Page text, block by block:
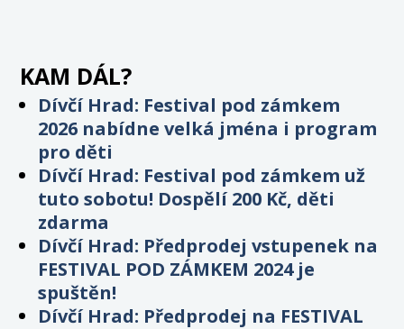
KAM DÁL?
Dívčí Hrad: Festival pod zámkem
2026 nabídne velká jména i program
pro děti
Dívčí Hrad: Festival pod zámkem už
tuto sobotu! Dospělí 200 Kč, děti
zdarma
Dívčí Hrad: Předprodej vstupenek na
FESTIVAL POD ZÁMKEM 2024 je
spuštěn!
Dívčí Hrad: Předprodej na FESTIVAL